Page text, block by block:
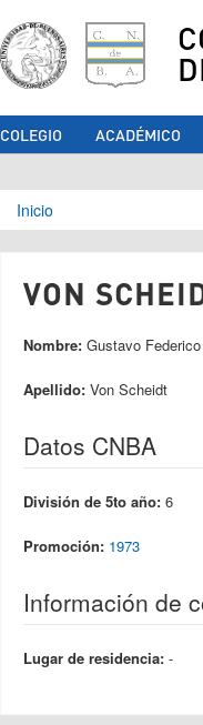
COLEGIO ACADÉMICO
Se
Inicio
VON
Nombre: Gustavo Federico
Apellido: Von Scheidt
Datos CNBA
División de 5to año: 6
Promoción: 1973
Información de
Lugar de residencia: -